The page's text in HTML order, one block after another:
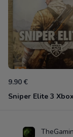
9.90 €
Sniper Elite 3